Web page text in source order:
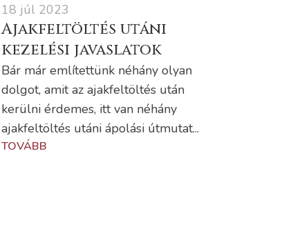
18 júl 2023
Ajakfeltöltés utáni
kezelési javaslatok
Bár már említettünk néhány olyan
dolgot, amit az ajakfeltöltés után
kerülni érdemes, itt van néhány
ajakfeltöltés utáni ápolási útmutat...
TOVÁBB